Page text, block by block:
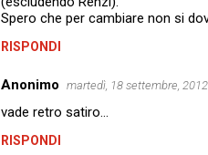
Spero che per cambiare non si
RISPONDI
Anonimo martedì, 18 settembre, 2012
vade retro satiro...
RISPONDI